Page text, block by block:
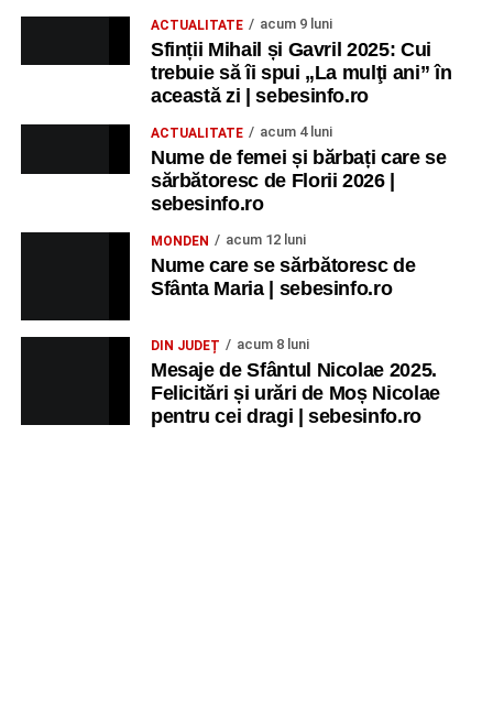
ACTUALITATE acum 9 luni
Sfinții Mihail și Gavril 2025: Cui
trebuie să îi spui „La mulţi ani” în
această zi | sebesinfo.ro
ACTUALITATE acum 4 luni
Nume de femei și bărbați care se
sărbătoresc de Florii 2026 |
sebesinfo.ro
MONDEN acum 12 luni
Nume care se sărbătoresc de
Sfânta Maria | sebesinfo.ro
DIN JUDEȚ acum 8 luni
Mesaje de Sfântul Nicolae 2025.
Felicitări și urări de Moș Nicolae
pentru cei dragi | sebesinfo.ro